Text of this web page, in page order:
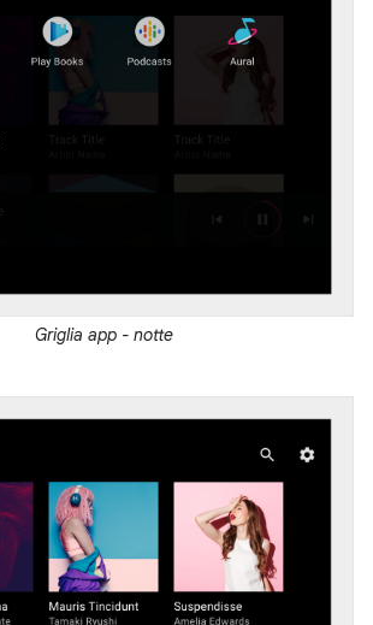
Griglia app - notte